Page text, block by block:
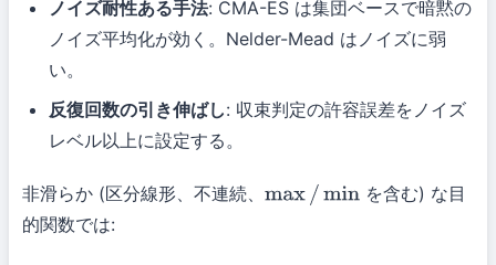
ノイズ耐性ある手法: CMA-ES は集団ベースで暗黙の
ノイズ平均化が効く。Nelder-Mead はノイズに弱
い。
反復回数の引き伸ばし: 収束判定の許容誤差をノイズ
レベル以上に設定する。
非滑らか (区分線形、不連続、 max/ min
を含む) な目
的関数では: